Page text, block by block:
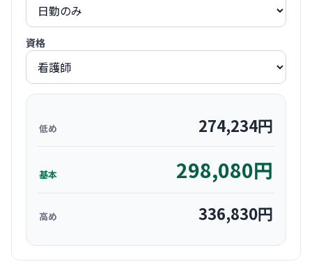
資格
低め 274,234円
基本 298,080円
高め 336,830円